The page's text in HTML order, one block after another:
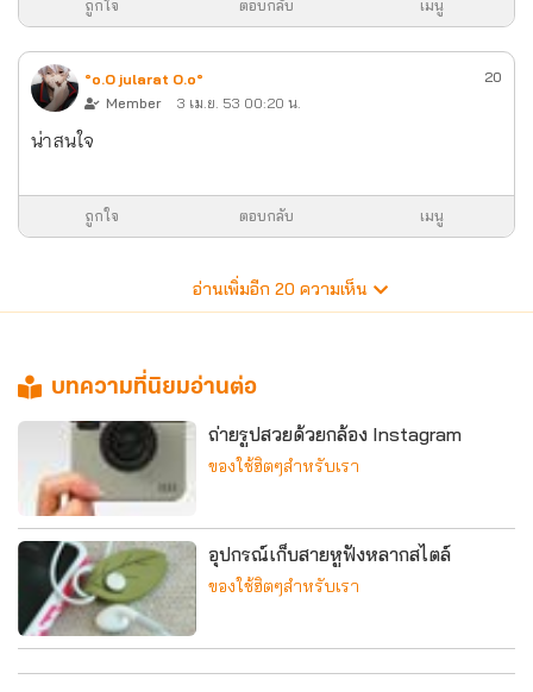
ถูกใจ ตอบกลับ เมนู
°o.O jularat O.o°
Member
3 เม.ย. 53 00:20 น.
20
น่าสนใจ
ถูกใจ ตอบกลับ เมนู
อ่านเพิ่มอีก 20 ความเห็น
บทความที่นิยมอ่านต่อ
ถ่ายรูปสวยด้วยกล้อง Instagram
ของใช้ฮิตๆสำหรับเรา
อุปกรณ์เก็บสายหูฟังหลากสไตล์
ของใช้ฮิตๆสำหรับเรา